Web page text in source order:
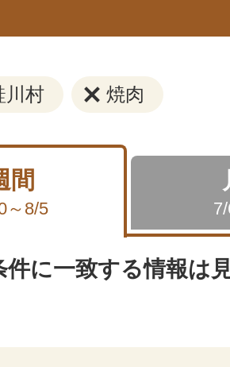
川村 焼肉
間
～8/5
件に一致する情報は